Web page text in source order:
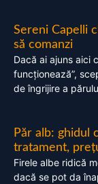
Sereni Capelli
să comanzi
Dacă ai ajuns aici
funcționează”,
de îngrijire a
Păr alb: ghidul
tratament,
Firele albe ridică
dacă se pot da